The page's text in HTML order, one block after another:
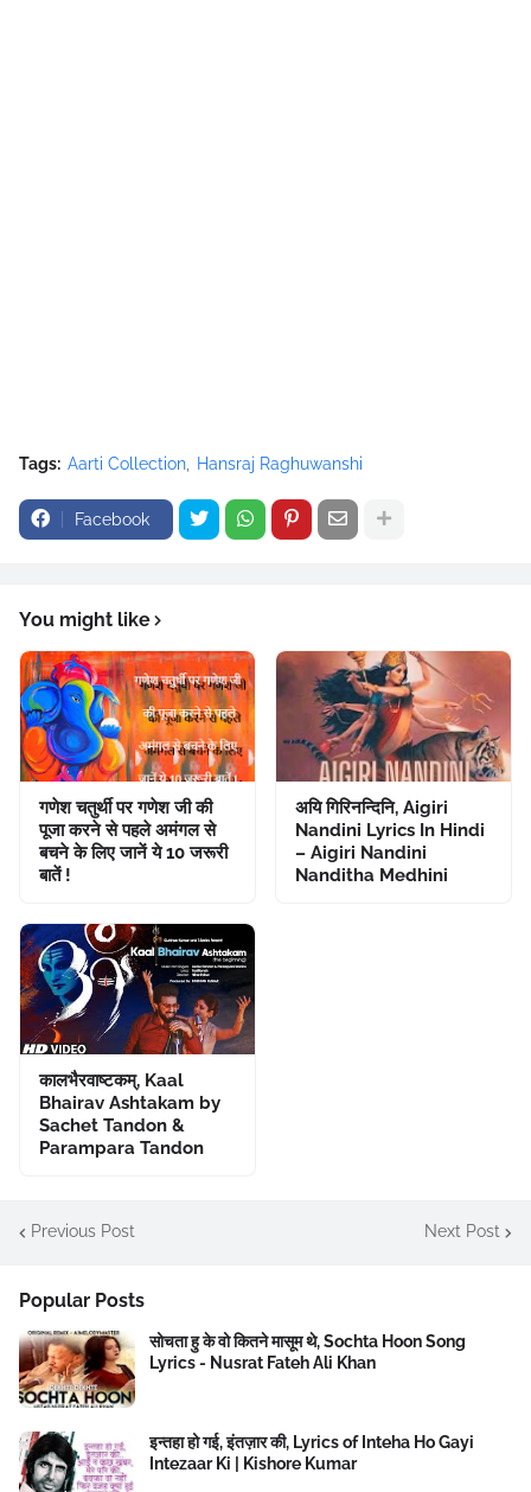
Tags: Aarti Collection Hansraj Raghuwanshi
Facebook
You might like
गणेश चतुर्थी पर गणेश जी की
पूजा करने से पहले अमंगल से
बचने के लिए जानें ये 10 जरूरी
बातें !
अयि गिरिनन्दिनि, Aigiri
Nandini Lyrics In Hindi
– Aigiri Nandini
Nanditha Medhini
कालभैरवाष्टकम्, Kaal
Bhairav Ashtakam by
Sachet Tandon &
Parampara Tandon
Previous Post Next Post
Popular Posts
सोचता हु के वो कितने मासूम थे, Sochta Hoon Song
Lyrics - Nusrat Fateh Ali Khan
इन्तहा हो गई, इंतज़ार की, Lyrics of Inteha Ho Gayi
Intezaar Ki | Kishore Kumar